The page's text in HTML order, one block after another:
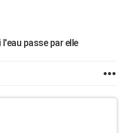
passe par elle